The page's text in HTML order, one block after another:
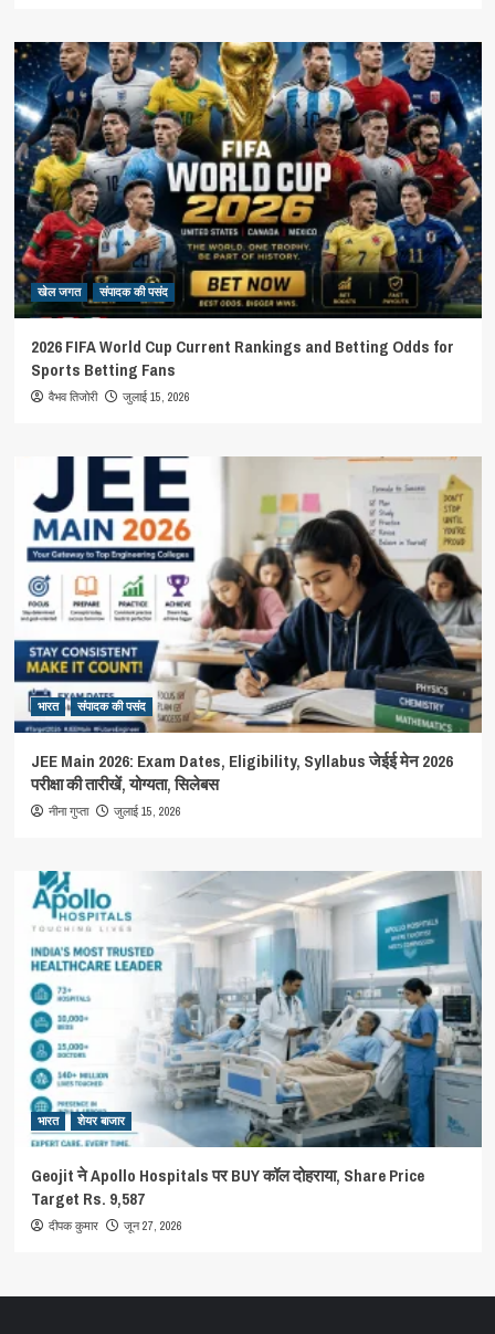
खेल जगत संपादक की पसंद
2026 FIFA World Cup Current Rankings and Betting Odds for
Sports Betting Fans
वैभव तिजोरी जुलाई 15, 2026
भारत संपादक की पसंद
JEE Main 2026: Exam Dates, Eligibility, Syllabus जेईई मेन 2026
परीक्षा की तारीखें, योग्यता, सिलेबस
नीना गुप्ता जुलाई 15, 2026
भारत शेयर बाजार
Geojit ने Apollo Hospitals पर BUY कॉल दोहराया, Share Price
Target Rs. 9,587
दीपक कुमार जून 27, 2026